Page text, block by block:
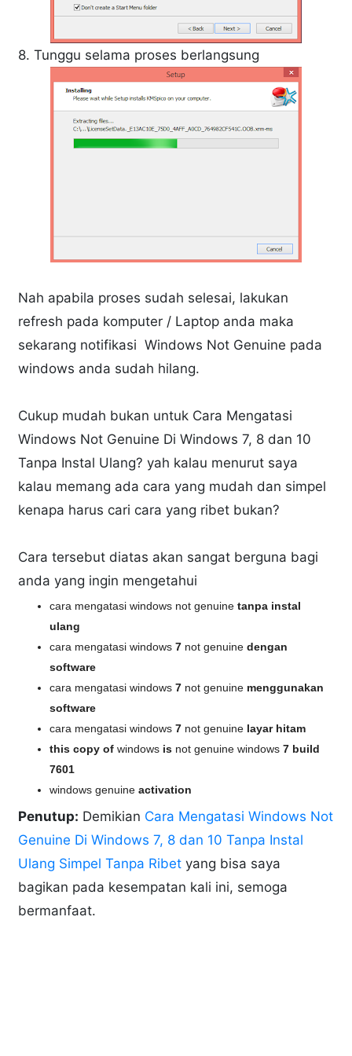
8. Tunggu selama proses berlangsung
Nah apabila proses sudah selesai, lakukan
refresh pada komputer / Laptop anda maka
sekarang notifikasi Windows Not Genuine pada
windows anda sudah hilang.
Cukup mudah bukan untuk Cara Mengatasi
Windows Not Genuine Di Windows 7, 8 dan 10
Tanpa Instal Ulang? yah kalau menurut saya
kalau memang ada cara yang mudah dan simpel
kenapa harus cari cara yang ribet bukan?
Cara tersebut diatas akan sangat berguna bagi
anda yang ingin mengetahui
cara mengatasi windows not genuinetanpa instal
ulang
cara mengatasi windows7 not genuinedengan
software
cara mengatasi windows7 not genuine menggunakan
software
cara mengatasi windows7 not genuine layar hitam
this copy of windows is not genuine windows7 build
7601
windows genuineactivation
Penutup: Demikian Cara Mengatasi Windows Not
Genuine Di Windows 7, 8 dan 10 Tanpa Instal
Ulang Simpel Tanpa Ribet yang bisa saya
bagikan pada kesempatan kali ini, semoga
bermanfaat.